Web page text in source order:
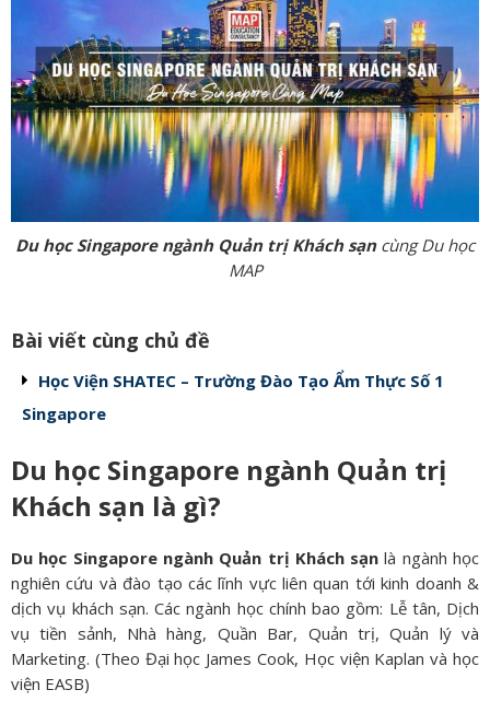
Du học Singapore ngành Quản trị Khách sạncùng Du học
MAP
Bài viết cùng chủ đề
Học Viện SHATEC – Trường Đào Tạo Ẩm Thực Số 1
Singapore
Du học Singapore ngành Quản trị
Khách sạn là gì?
Du học Singapore ngành Quản trị Khách sạn là ngành học
nghiên cứu và đào tạo các lĩnh vực liên quan tới kinh doanh &
dịch vụ khách sạn. Các ngành học chính bao gồm: Lễ tân, Dịch
vụ tiền sảnh, Nhà hàng, Quần Bar, Quản trị, Quản lý và
Marketing. (Theo Đại học James Cook, Học viện Kaplan và học
viện EASB)